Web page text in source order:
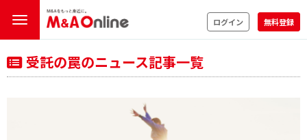
ログイン 無料登録
受託の罠のニュース記事一覧